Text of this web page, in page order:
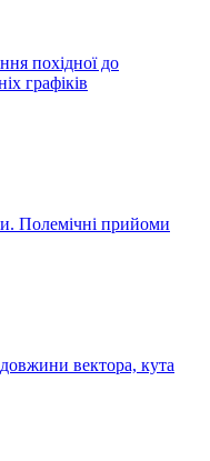
похідної до
графіків
Полемічні прийоми
вектора, кута